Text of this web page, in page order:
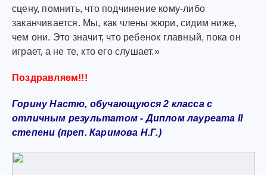
сцену, помнить, что подчинение кому-либо
заканчивается. Мы, как члены жюри, сидим ниже,
чем они. Это значит, что ребенок главный, пока он
играет, а не те, кто его слушает.»
Поздравляем!!!
Горину Настю, обучающуюся 2 класса с
отличным результатом - Диплом лауреата II
степени (преп. Каримова Н.Г.)